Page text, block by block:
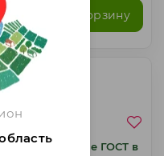
В корзину
Сливочные ГОСТ в